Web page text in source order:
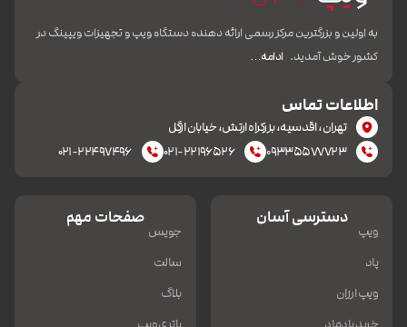
به اولین و بزرگترین مرکز رسمی ارائه دهنده دستگاه ویپ و تجهیزات ویپینگ در
کشور خوش آمدید. ادامه…
اطلاعات تماس
تهران، اقدسیه، بزرکراه ارتش، خیابان ازگل
۰۹۳۳۵۵۷۷۷۲۳
۰۲۱-۲۲۱۹۶۵۲۶ ۰۲۱-۲۲۴۹۷۴۹۶
دسترسی آسان
ویپ
پاد
ویپ ارزان
صفحات مهم
جویس
سالت
بلاگ